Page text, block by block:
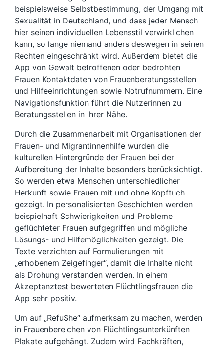
beispielsweise Selbstbestimmung, der Umgang mit
Sexualität in Deutschland, und dass jeder Mensch
hier seinen individuellen Lebensstil verwirklichen
kann, so lange niemand anders deswegen in seinen
Rechten eingeschränkt wird. Außerdem bietet die
App von Gewalt betroffenen oder bedrohten
Frauen Kontaktdaten von Frauenberatungsstellen
und Hilfeeinrichtungen sowie Notrufnummern. Eine
Navigationsfunktion führt die Nutzerinnen zu
Beratungsstellen in ihrer Nähe.
Durch die Zusammenarbeit mit Organisationen der
Frauen- und Migrantinnenhilfe wurden die
kulturellen Hintergründe der Frauen bei der
Aufbereitung der Inhalte besonders berücksichtigt.
So werden etwa Menschen unterschiedlicher
Herkunft sowie Frauen mit und ohne Kopftuch
gezeigt. In personalisierten Geschichten werden
beispielhaft Schwierigkeiten und Probleme
geflüchteter Frauen aufgegriffen und mögliche
Lösungs- und Hilfemöglichkeiten gezeigt. Die
Texte verzichten auf Formulierungen mit
„erhobenem Zeigefinger“, damit die Inhalte nicht
als Drohung verstanden werden. In einem
Akzeptanztest bewerteten Flüchtlingsfrauen die
App sehr positiv.
Um auf „RefuShe“ aufmerksam zu machen, werden
in Frauenbereichen von Flüchtlingsunterkünften
Plakate aufgehängt. Zudem wird Fachkräften,